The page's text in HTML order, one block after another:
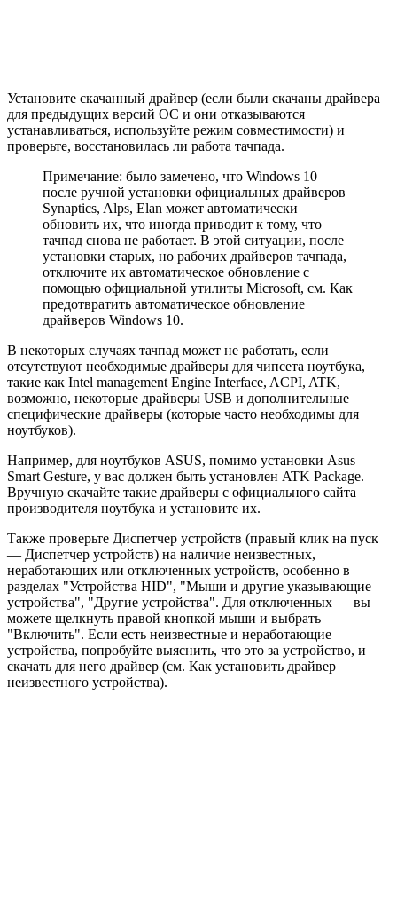
Установите скачанный драйвер (если были скачаны драйвера
для предыдущих версий ОС и они отказываются
устанавливаться, используйте режим совместимости) и
проверьте, восстановилась ли работа тачпада.
Примечание: было замечено, что Windows 10
после ручной установки официальных драйверов
Synaptics, Alps, Elan может автоматически
обновить их, что иногда приводит к тому, что
тачпад снова не работает. В этой ситуации, после
установки старых, но рабочих драйверов тачпада,
отключите их автоматическое обновление с
помощью официальной утилиты Microsoft, см. Как
предотвратить автоматическое обновление
драйверов Windows 10.
В некоторых случаях тачпад может не работать, если
отсутствуют необходимые драйверы для чипсета ноутбука,
такие как Intel management Engine Interface, ACPI, ATK,
возможно, некоторые драйверы USB и дополнительные
специфические драйверы (которые часто необходимы для
ноутбуков).
Например, для ноутбуков ASUS, помимо установки Asus
Smart Gesture, у вас должен быть установлен ATK Package.
Вручную скачайте такие драйверы с официального сайта
производителя ноутбука и установите их.
Также проверьте Диспетчер устройств (правый клик на пуск
— Диспетчер устройств) на наличие неизвестных,
неработающих или отключенных устройств, особенно в
разделах "Устройства HID", "Мыши и другие указывающие
устройства", "Другие устройства". Для отключенных — вы
можете щелкнуть правой кнопкой мыши и выбрать
"Включить". Если есть неизвестные и неработающие
устройства, попробуйте выяснить, что это за устройство, и
скачать для него драйвер (см. Как установить драйвер
неизвестного устройства).